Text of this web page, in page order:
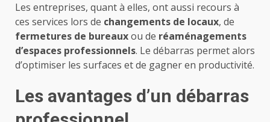
Les entreprises, quant à elles, ont aussi recours à
ces services lors de changements de locaux, de
fermetures de bureauxou de réaménagements
d’espaces professionnels. Le débarras permet alors
d’optimiser les surfaces et de gagner en productivité.
Les avantages d’un débarras